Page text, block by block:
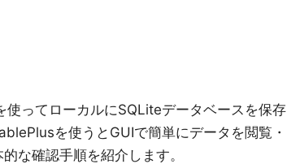
使ってローカルにSQLiteデータベースを保存
を使うとGUIで簡単にデータを閲覧・
な確認手順を紹介します。